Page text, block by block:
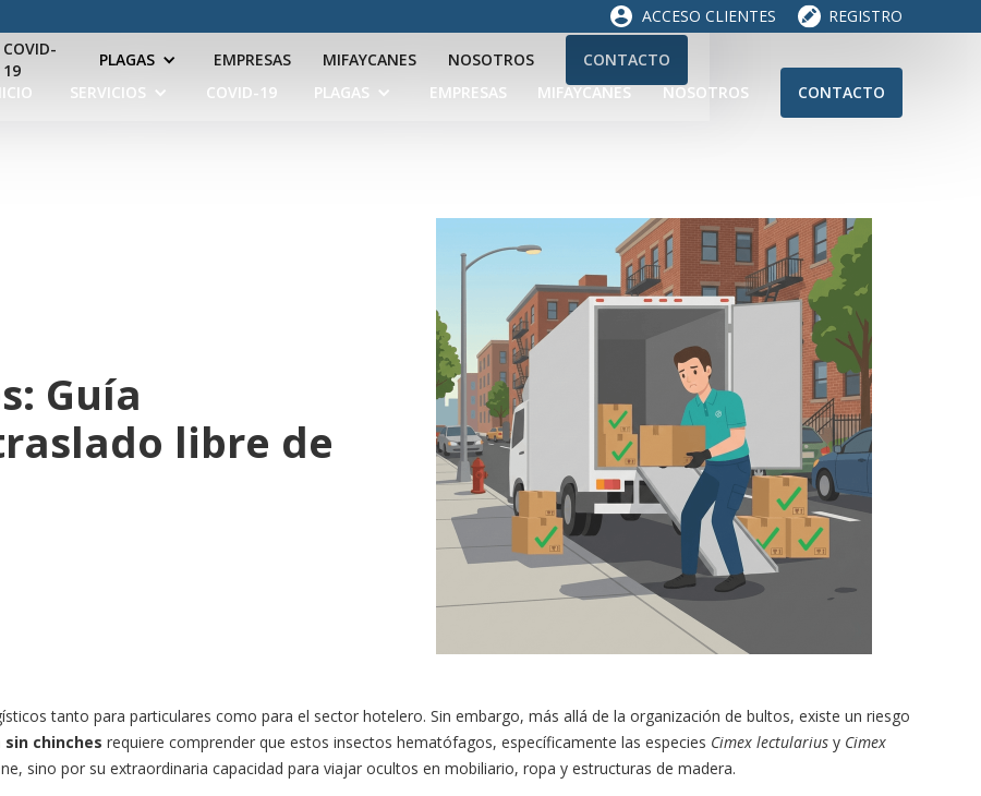
COVID-
19
PLAGAS EMPRESAS MIFAYCANES NOSOTROS CONTACTO
ACCESO CLIENTES REGISTRO
SERVICIOS COVID-19 PLAGAS EMPRESAS MIFAYCANES NOSOTROS CONTACTO
Guía
libre de
tanto para particulares como para el sector hotelero. Sin embargo, más allá de la organización de bultos, existe un riesgo
sin chinches requiere comprender que estos insectos hematófagos, específicamente las especies Cimex lectulariusy Cimex
sino por su extraordinaria capacidad para viajar ocultos en mobiliario, ropa y estructuras de madera.